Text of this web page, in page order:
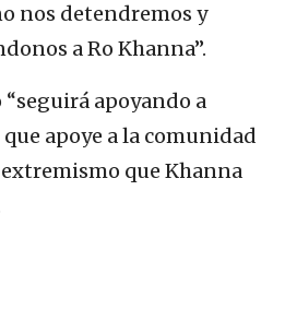
nos detendremos y
a Ro Khanna”.
apoyando a
apoye a la comunidad
que Khanna